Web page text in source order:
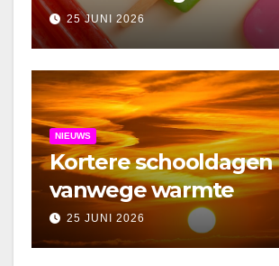
25 JUNI 2026
NIEUWS
Kortere schooldagen
vanwege warmte
25 JUNI 2026